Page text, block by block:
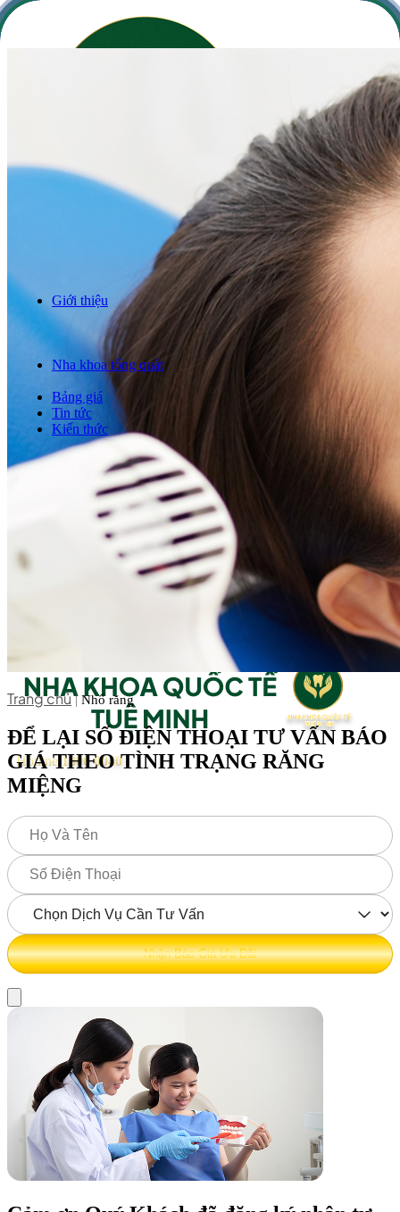
Giới thiệu
Răng sứ thẩm mỹ
Niềng răng
Trồng răng implant
Nha khoa tổng quát
Câu chuyện khách hàng
Bảng giá
Tin tức
Kiến thức
Liên hệ
Hotline 1800 0040
Trang chủ|Nhổ răng
ĐỂ LẠI SỐ ĐIỆN THOẠI TƯ VẤN BÁO
GIÁ THEO TÌNH TRẠNG RĂNG
MIỆNG
Nhận Báo Giá Ưu Đãi